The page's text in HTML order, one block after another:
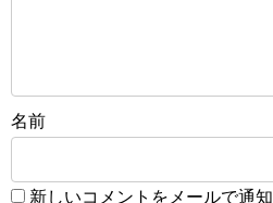
名前
新しいコメントをメールで通知